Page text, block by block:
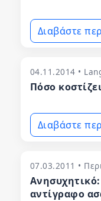
Διαβάστε
04.11.2014 •
Πόσο
Διαβάστε
07.03.2011 •
αντίγραφο